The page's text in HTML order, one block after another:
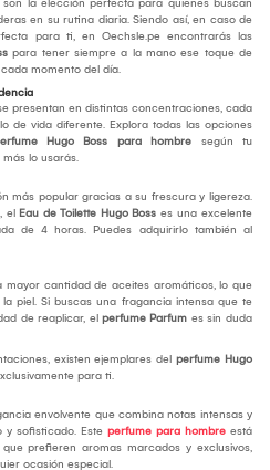
son la elección perfecta para quienes buscan
en su rutina diaria. Siendo así, en caso de
para ti, en Oechsle.pe encontrarás las
para tener siempre a la mano ese toque de
momento del día.
presentan en distintas concentraciones, cada
de vida diferente. Explora todas las opciones
Hugo Boss para hombre según tu
lo usarás.
más popular gracias a su frescura y ligereza.
el Eau de Toilette Hugo Boss es una excelente
de 4 horas. Puedes adquirirlo también al
mayor cantidad de aceites aromáticos, lo que
piel. Si buscas una fragancia intensa que te
de reaplicar, el perfume Parfum es sin duda
existen ejemplares del perfume Hugo
para ti.
envolvente que combina notas intensas y
y sofisticado. Este perfume para hombre está
prefieren aromas marcados y exclusivos,
ocasión especial.